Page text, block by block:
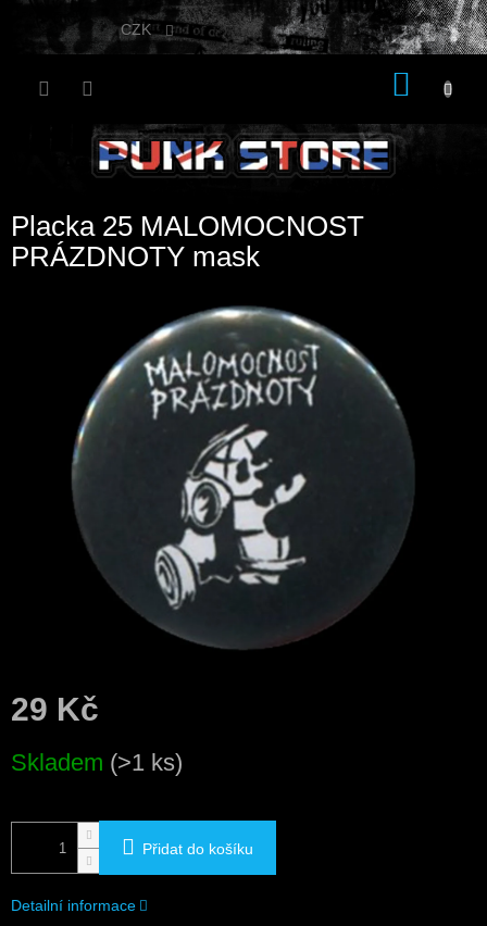
Přejít
CZK
Placka 25 MALOMOCNOST
PRÁZDNOTY mask
29 Kč
cena:
Skladem (>1 ks)
Přidat do košíku
Detailní informace